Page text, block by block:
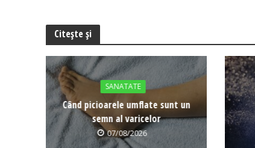
Citește și
SANATATE
Când picioarele umflate sunt un
semn al varicelor
07/08/2026